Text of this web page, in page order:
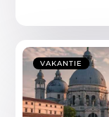
VAKANTIE